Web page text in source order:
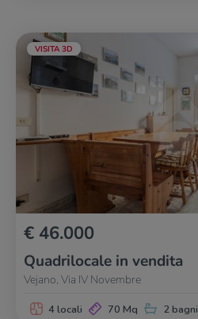
VISITA 3D
€ 46.000
Quadrilocale in vendita
Vejano, Via IV Novembre
4 locali 70 Mq 2 bagni